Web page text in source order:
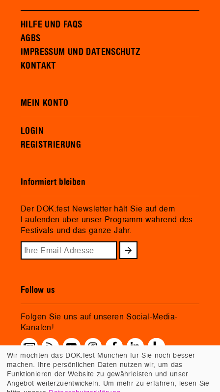
HILFE UND FAQS
AGBS
IMPRESSUM UND DATENSCHUTZ
KONTAKT
MEIN KONTO
LOGIN
REGISTRIERUNG
Informiert bleiben
Der DOK.fest Newsletter hält Sie auf dem
Laufenden über unser Programm während des
Festivals und das ganze Jahr.
Follow us
Folgen Sie uns auf unseren Social-Media-
Kanälen!
Wir möchten das DOK.fest München für Sie noch besser
machen. Ihre persönlichen Daten nutzen wir, um das
Funktionieren der Website zu gewährleisten und unser
Angebot weiterzuentwickeln. Um mehr zu erfahren, lesen Sie